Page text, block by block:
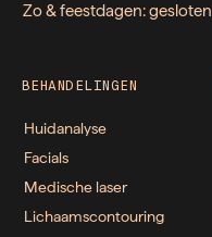
Zo & feestdagen: gesloten
BEHANDELINGEN
Huidanalyse
Facials
Medische laser
Lichaamscontouring